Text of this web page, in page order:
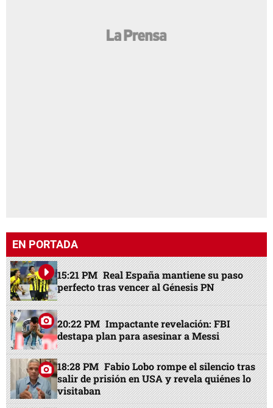
EN PORTADA
15:21 PM Real España mantiene su paso
perfecto tras vencer al Génesis PN
20:22 PM Impactante revelación: FBI
destapa plan para asesinar a Messi
18:28 PM Fabio Lobo rompe el silencio tras
salir de prisión en USA y revela quiénes lo
visitaban